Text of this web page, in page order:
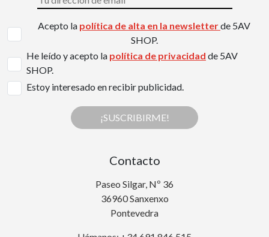
Acepto la política de alta en la newsletterde 5AV
SHOP.
He leído y acepto la política de privacidad de 5AV
SHOP.
Estoy interesado en recibir publicidad.
¡SUSCRIBIRME!
Contacto
Paseo Silgar, Nº 36
36960 Sanxenxo
Pontevedra